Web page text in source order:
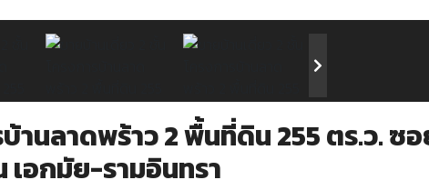
านลาดพร้าว 2 พื้นที่ดิน 255 ตร.ว. ซ
อกมัย-รามอินทรา